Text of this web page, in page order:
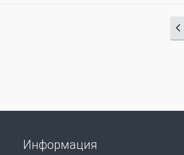
Информация